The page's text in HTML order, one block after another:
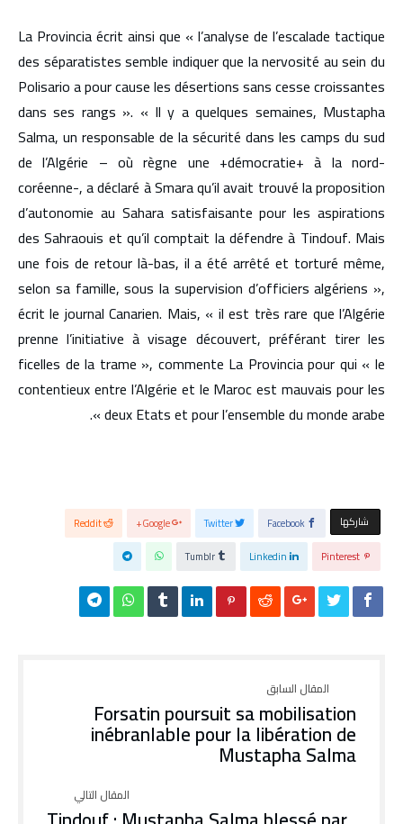
La Provincia écrit ainsi que « l’analyse de l’escalade tactique
des séparatistes semble indiquer que la nervosité au sein du
Polisario a pour cause les désertions sans cesse croissantes
dans ses rangs ». « Il y a quelques semaines, Mustapha
Salma, un responsable de la sécurité dans les camps du sud
de l’Algérie – où règne une +démocratie+ à la nord-
coréenne-, a déclaré à Smara qu’il avait trouvé la proposition
d’autonomie au Sahara satisfaisante pour les aspirations
des Sahraouis et qu’il comptait la défendre à Tindouf. Mais
une fois de retour là-bas, il a été arrêté et torturé même,
selon sa famille, sous la supervision d’officiers algériens »,
écrit le journal Canarien. Mais, « il est très rare que l’Algérie
prenne l’initiative à visage découvert, préférant tirer les
ficelles de la trame », commente La Provincia pour qui « le
contentieux entre l’Algérie et le Maroc est mauvais pour les
deux Etats et pour l’ensemble du monde arabe ».
‫‫ شاركها‬ Facebook
Twitter
Google+
Reddit
Pinterest
Linkedin
Tumblr
Forsatin poursuit sa mobilisation
inébranlable pour la libération de
Mustapha Salma